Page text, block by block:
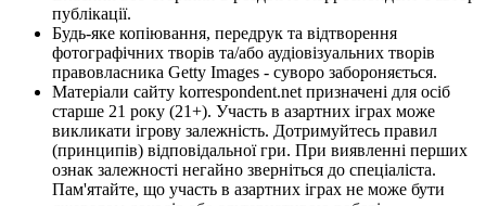
публікації.
Будь-яке копіювання, передрук та відтворення
фотографічних творів та/або аудіовізуальних творів
правовласника Getty Images - суворо забороняється.
Матеріали сайту korrespondent.net призначені для осіб
старше 21 року (21+). Участь в азартних іграх може
викликати ігрову залежність. Дотримуйтесь правил
(принципів) відповідальної гри. При виявленні перших
ознак залежності негайно зверніться до спеціаліста.
Пам'ятайте, що участь в азартних іграх не може бути